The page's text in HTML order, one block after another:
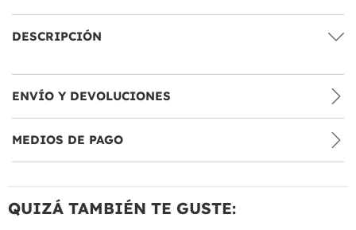
DESCRIPCIÓN
ENVÍO Y DEVOLUCIONES
MEDIOS DE PAGO
QUIZÁ TAMBIÉN TE GUSTE: